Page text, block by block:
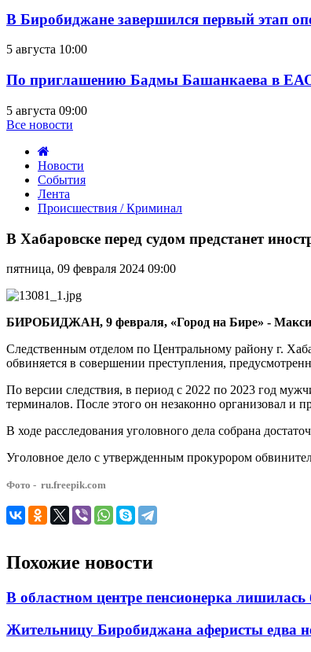
В Биробиджане завершился первый этап
5 августа 10:00
По приглашению Бадмы Башанкаева в
5 августа 09:00
Все новости
Новости
События
Лента
Происшествия / Криминал
Хабаровске
перед
судом
предстанет
иностранец,
организовавший
проведение
игр
В Хабаровске перед судом предстанет
пятница, 09 февраля 2024 09:00
БИРОБИДЖАН, 9 февраля, «Город на Бире» -
Следственным отделом по Центральному району г.
обвиняется в совершении преступления,
По версии следствия, в период с 2022 по 2023 год
терминалов. После этого он незаконно организовал
В ходе расследования уголовного дела собрана
Уголовное дело с утвержденным прокурором
Фото - ru.freepik.com
Похожие новости
В областном центре пенсионерка
Жительницу Биробиджана аферисты едва